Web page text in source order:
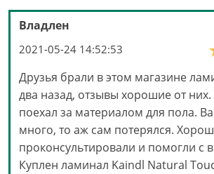
Владлен
2021-05-24 14:52:53
Друзья брали в этом магазине
два назад, отзывы хорошие от них.
поехал за материалом для пола.
много, то аж сам потерялся.
проконсультировали и помогли с
Куплен ламинал Kaindl Natural